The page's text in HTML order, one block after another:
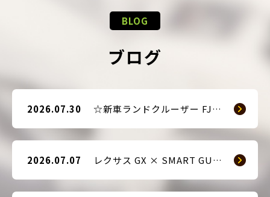
BLOG
ブログ
2026.07.30 ☆新車ランドクルーザー FJ（TRJ240） × Argus D1 & 前後ドライブレコーダー取付☆
2026.07.07 レクサス GX × SMART GUARD3 持ち込み取付